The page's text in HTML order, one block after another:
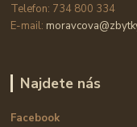
Telefon: 734 800 334
E-mail:
Najdete nás
Facebook